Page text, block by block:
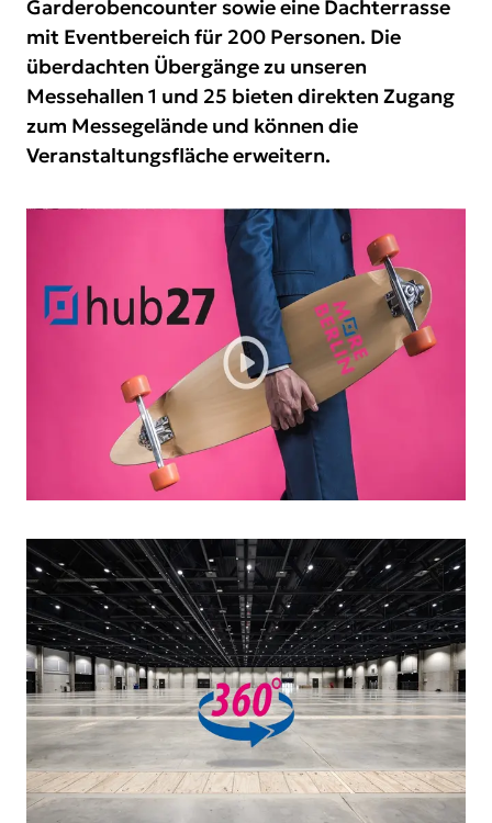
Garderobencounter sowie eine Dachterrasse
mit Eventbereich für 200 Personen. Die
überdachten Übergänge zu unseren
Messehallen 1 und 25 bieten direkten Zugang
zum Messegelände und können die
Veranstaltungsfläche erweitern.